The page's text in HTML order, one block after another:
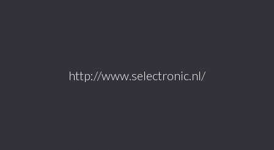
http://www.selectronic.nl/